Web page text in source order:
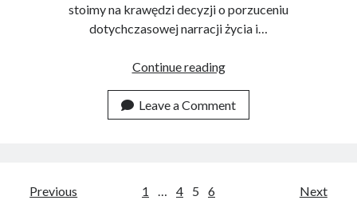
stoimy na krawędzi decyzji o porzuceniu
dotychczasowej narracji życia i…
Continue readingO
która
staje
Leave a Comment
Stronicowanie
Previous 1 … 4 5 6 Next